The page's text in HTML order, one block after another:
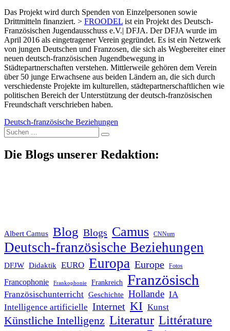
Das Projekt wird durch Spenden von Einzelpersonen sowie
Drittmitteln finanziert. > FROODEL ist ein Projekt des Deutsch-
Französischen Jugendausschuss e.V.| DFJA. Der DFJA wurde im
April 2016 als eingetragener Verein gegründet. Es ist ein Netzwerk
von jungen Deutschen und Franzosen, die sich als Wegbereiter einer
neuen deutsch-französischen Jugendbewegung in
Städtepartnerschaften verstehen. Mittlerweile gehören dem Verein
über 50 junge Erwachsene aus beiden Ländern an, die sich durch
verschiedenste Projekte im kulturellen, städtepartnerschaftlichen wie
politischen Bereich der Unterstützung der deutsch-französischen
Freundschaft verschrieben haben.
Deutsch-französische Beziehungen
Suche
nach:
Die Blogs unserer Redaktion:
Albert Camus Blog Blogs Camus CNNum
Deutsch-französische Beziehungen
DFJW Didaktik EURO Europa Europe Fotos
Francophonie Frankophonie Frankreich Französisch
Französischunterricht Geschichte Hollande IA
Intelligence artificielle Internet KI Kunst
Künstliche Intelligenz Literatur Littérature